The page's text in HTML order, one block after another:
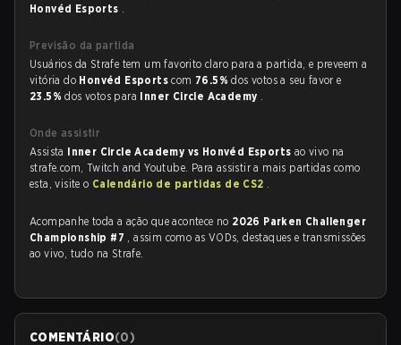
Honvéd Esports .
Previsão da partida
Usuários da Strafe tem um favorito claro para a partida, e preveem a
vitória do Honvéd Esportscom 76.5%dos votos a seu favor e
23.5%dos votos para Inner Circle Academy .
Onde assistir
Assista Inner Circle Academy vs Honvéd Esports ao vivo na
strafe.com, Twitch and Youtube. Para assistir a mais partidas como
esta, visite o Calendário de partidas de CS2 .
Acompanhe toda a ação que acontece no 2026 Parken Challenger
Championship #7 , assim como as VODs, destaques e transmissões
ao vivo, tudo na Strafe.
COMENTÁRIO(0)